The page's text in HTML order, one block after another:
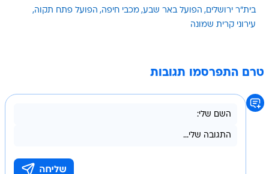
בית"ר ירושלים הפועל באר שבע מכבי חיפה הפועל פתח תקוה
עירוני קרית שמונה
טרם התפרסמו תגובות